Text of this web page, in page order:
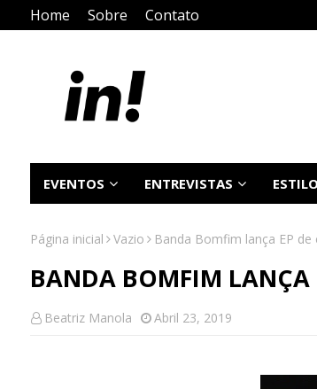
Home Sobre Contato
EVENTOS ENTREVISTAS
Página inicial Vazio Banda Bomfim lança EP de
BANDA BOMFIM LANÇA
Beatriz Manola Abril 23, 2019